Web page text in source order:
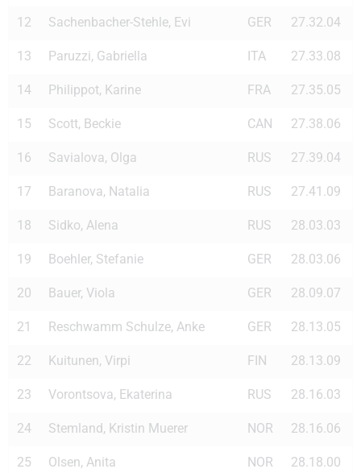
12 Sachenbacher-Stehle, Evi GER 27.32.04
13 Paruzzi, Gabriella ITA 27.33.08
14 Philippot, Karine FRA 27.35.05
15 Scott, Beckie CAN 27.38.06
16 Savialova, Olga RUS 27.39.04
17 Baranova, Natalia RUS 27.41.09
18 Sidko, Alena RUS 28.03.03
19 Boehler, Stefanie GER 28.03.06
20 Bauer, Viola GER 28.09.07
21 Reschwamm Schulze, Anke GER 28.13.05
22 Kuitunen, Virpi FIN 28.13.09
23 Vorontsova, Ekaterina RUS 28.16.03
24 Stemland, Kristin Muerer NOR 28.16.06
25 Olsen, Anita NOR 28.18.00